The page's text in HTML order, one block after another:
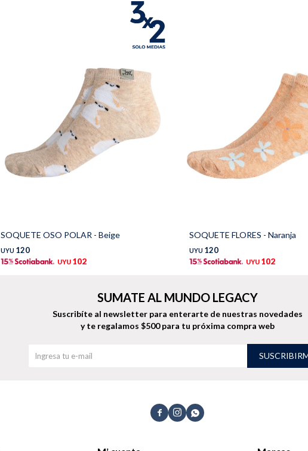
SOQUETE OSO POLAR - Beige
UYU 120
UYU 102
SOQUETE FLORES - Naranja
UYU 120
UYU 102
  
SUMATE AL MUNDO LEGACY
Suscribíte al newsletter para enterarte de nuestras novedades
y te regalamos $500 para tu próxima compra web